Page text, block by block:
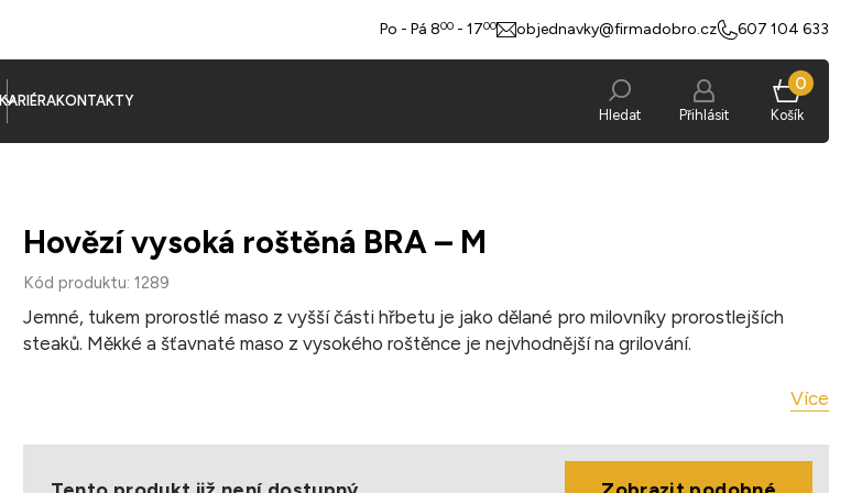
Po - Pá 800 - 1700 objednavky@firmadobro.cz 607 104 633
KARIÉRAKONTAKTY
Hledat
Přihlásit
0
Košík
Hovězí vysoká roštěná BRA – M
Kód produktu: 1289
Jemné, tukem prorostlé maso z vyšší části hřbetu je jako dělané pro milovníky prorostlejších
steaků. Měkké a šťavnaté maso z vysokého roštěnce je nejvhodnější na grilování.
Balení: hluboce zmrazené, jednotlivě balené, vakuované
Pokyny pro skladování: skladujte při teplotě -18°C a nižší.
Více